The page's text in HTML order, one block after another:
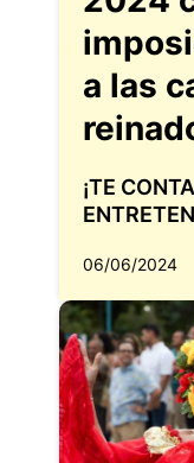
a las
¡TE
06/06/2024